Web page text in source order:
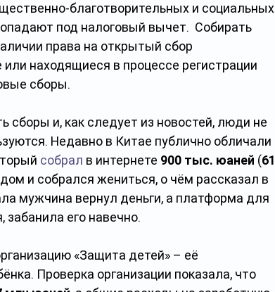
благотворительных и социальных
под налоговый вычет.  Собирать
права на открытый сбор
находящиеся в процессе регистрации
сборы.
сборы и, как следует из новостей, люди не
Недавно в Китае публично обличали
собрал в интернете 900 тыс. юаней (61
и собрался жениться, о чём рассказал в
мужчина вернул деньги, а платформа для
забанила его навечно.
«Защита детей» – её
Проверка организации показала, что